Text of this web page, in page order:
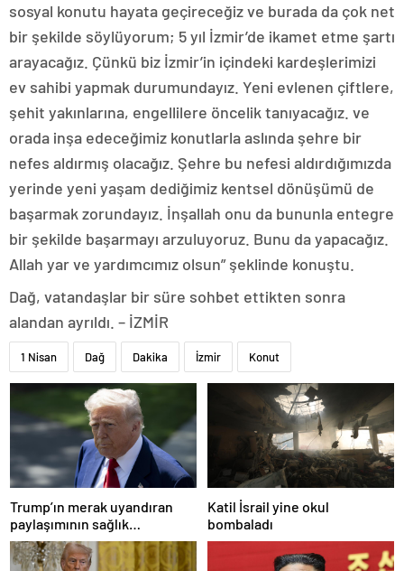
sosyal konutu hayata geçireceğiz ve burada da çok net
bir şekilde söylüyorum; 5 yıl İzmir’de ikamet etme şartı
arayacağız. Çünkü biz İzmir’in içindeki kardeşlerimizi
ev sahibi yapmak durumundayız. Yeni evlenen çiftlere,
şehit yakınlarına, engellilere öncelik tanıyacağız. ve
orada inşa edeceğimiz konutlarla aslında şehre bir
nefes aldırmış olacağız. Şehre bu nefesi aldırdığımızda
yerinde yeni yaşam dediğimiz kentsel dönüşümü de
başarmak zorundayız. İnşallah onu da bununla entegre
bir şekilde başarmayı arzuluyoruz. Bunu da yapacağız.
Allah yar ve yardımcımız olsun” şeklinde konuştu.
Dağ, vatandaşlar bir süre sohbet ettikten sonra
alandan ayrıldı. – İZMİR
1 Nisan Dağ Dakika İzmir Konut
Trump’ın merak uyandıran
paylaşımının sağlık
sistemiyle ilgili kararname
olduğu anlaşıldı
Katil İsrail yine okul
bombaladı